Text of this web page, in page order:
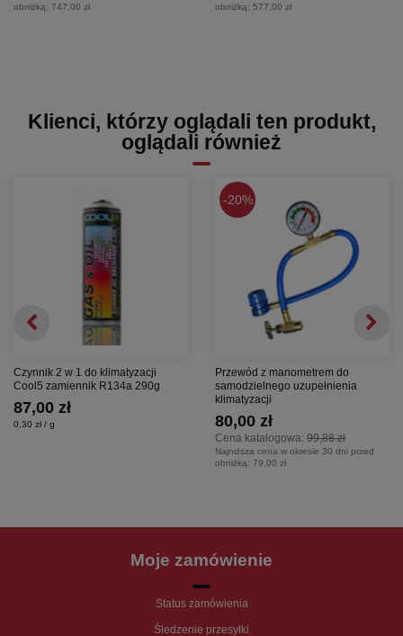
obniżką: 747,00 zł
obniżką: 577,00 zł
Klienci, którzy oglądali ten produkt,
oglądali również
Czynnik 2 w 1 do klimatyzacji
Cool5 zamiennik R134a 290g
87,00 zł
0,30 zł / g
20%
Przewód z manometrem do
samodzielnego uzupełnienia
klimatyzacji
Cena katalogowa: 99,88 zł
80,00 zł
Najniższa cena w okresie 30 dni przed
obniżką: 79,00 zł
Moje zamówienie
Status zamówienia
Śledzenie przesyłki